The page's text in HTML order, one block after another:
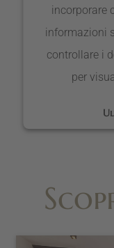
incorporare
informazioni
controllare i
per